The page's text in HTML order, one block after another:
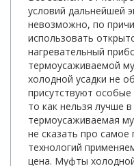
условий дальнейшей
невозможно, по
использовать
нагревательный
термоусаживаемой
холодной усадки не
присутствуют
то как нельзя лучше
термоусаживаемая
не сказать про самое
технологий
цена. Муфты